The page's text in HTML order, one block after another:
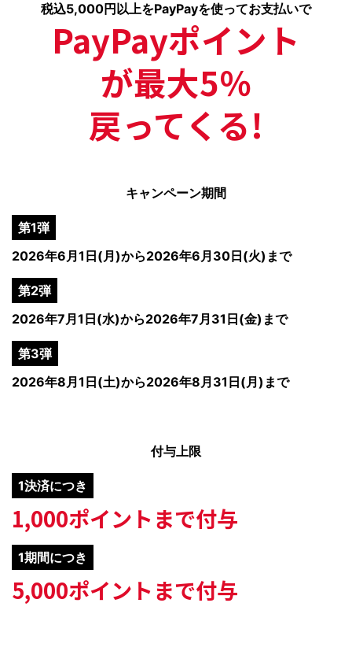
税込5,000円以上をPayPayを使ってお支払いで
PayPayポイント
が最大5％
戻ってくる!
キャンペーン期間
第1弾
2026年6月1日(月)から2026年6月30日(火)まで
第2弾
2026年7月1日(水)から2026年7月31日(金)まで
第3弾
2026年8月1日(土)から2026年8月31日(月)まで
付与上限
1決済につき
1,000ポイントまで付与
1期間につき
5,000ポイントまで付与